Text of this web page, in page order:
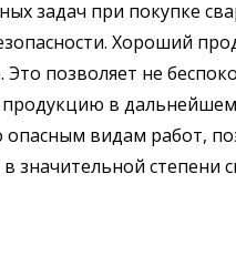
задач при покупке
Хороший
Это позволяет не
в
видам работ,
значительной степени